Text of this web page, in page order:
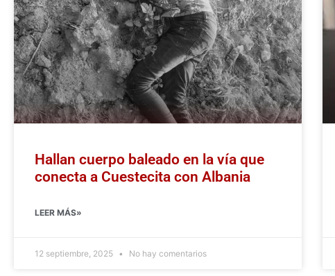
Hallan cuerpo baleado en la vía que
conecta a Cuestecita con Albania
LEER MÁS»
12 septiembre, 2025 No hay comentarios